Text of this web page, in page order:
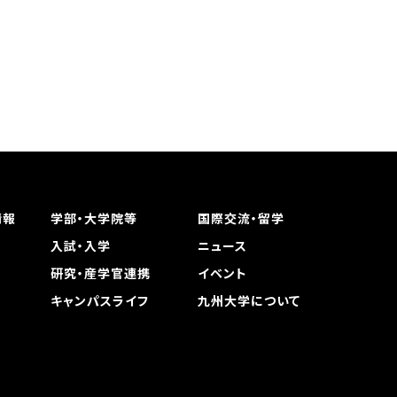
学部・大学院等
国際交流・留学
入試・入学
ニュース
研究・産学官連携
イベント
キャンパスライフ
九州大学について